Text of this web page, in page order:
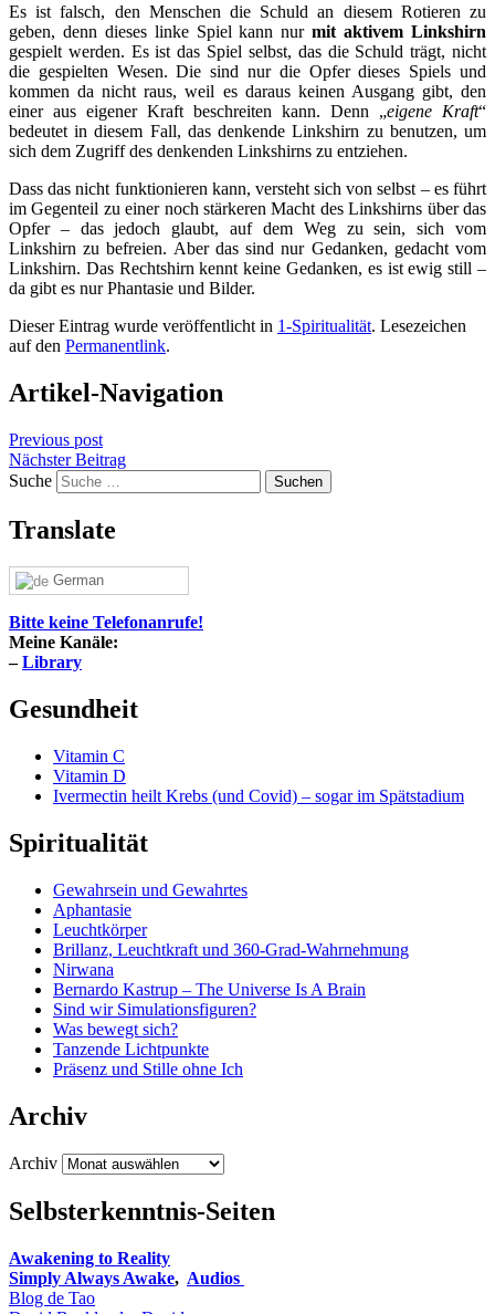
Es ist falsch, den Menschen die Schuld an diesem Rotieren zu
geben, denn dieses linke Spiel kann nurmit aktivem Linkshirn
gespielt werden. Es ist das Spiel selbst, das die Schuld trägt, nicht
die gespielten Wesen. Die sind nur die Opfer dieses Spiels und
kommen da nicht raus, weil es daraus keinen Ausgang gibt, den
einer aus eigener Kraft beschreiten kann. Denn „eigene Kraft“
bedeutet in diesem Fall, das denkende Linkshirn zu benutzen, um
sich dem Zugriff des denkenden Linkshirns zu entziehen.
Dass das nicht funktionieren kann, versteht sich von selbst – es führt
im Gegenteil zu einer noch stärkeren Macht des Linkshirns über das
Opfer – das jedoch glaubt, auf dem Weg zu sein, sich vom
Linkshirn zu befreien. Aber das sind nur Gedanken, gedacht vom
Linkshirn. Das Rechtshirn kennt keine Gedanken, es ist ewig still –
da gibt es nur Phantasie und Bilder.
Dieser Eintrag wurde veröffentlicht in 1-Spiritualität. Lesezeichen
auf den Permanentlink.
Artikel-Navigation
Previous post
Nächster Beitrag
Suche
Translate
German
Bitte keine Telefonanrufe!
Meine Kanäle:
–Library
Gesundheit
Vitamin C
Vitamin D
Ivermectin heilt Krebs (und Covid) – sogar im Spätstadium
Spiritualität
Gewahrsein und Gewahrtes
Aphantasie
Leuchtkörper
Brillanz, Leuchtkraft und 360-Grad-Wahrnehmung
Nirwana
Bernardo Kastrup – The Universe Is A Brain
Sind wir Simulationsfiguren?
Was bewegt sich?
Tanzende Lichtpunkte
Präsenz und Stille ohne Ich
Archiv
Archiv
Selbsterkenntnis-Seiten
Awakening to Reality
Simply Always Awake, Audios
Blog de Tao